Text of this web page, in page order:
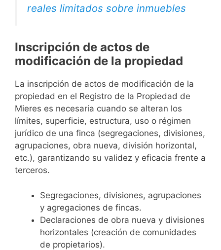
reales limitados sobre inmuebles
Inscripción de actos de
modificación de la propiedad
La inscripción de actos de modificación de la
propiedad en el Registro de la Propiedad de
Mieres es necesaria cuando se alteran los
límites, superficie, estructura, uso o régimen
jurídico de una finca (segregaciones, divisiones,
agrupaciones, obra nueva, división horizontal,
etc.), garantizando su validez y eficacia frente a
terceros.
Segregaciones, divisiones, agrupaciones
y agregaciones de fincas.
Declaraciones de obra nueva y divisiones
horizontales (creación de comunidades
de propietarios).